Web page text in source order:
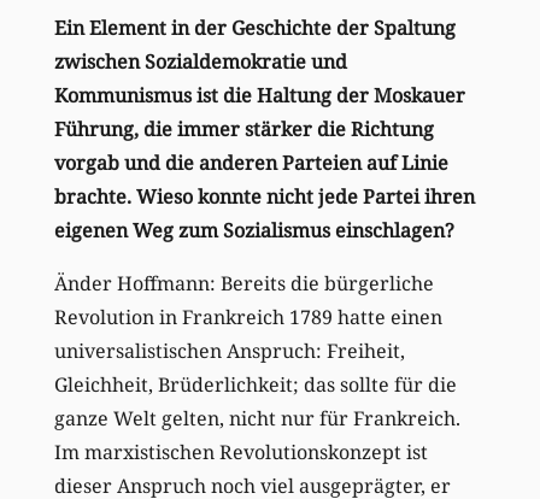
Ein Element in der Geschichte der Spaltung
zwischen Sozialdemokratie und
Kommunismus ist die Haltung der Moskauer
Führung, die immer stärker die Richtung
vorgab und die anderen Parteien auf Linie
brachte. Wieso konnte nicht jede Partei ihren
eigenen Weg zum Sozialismus einschlagen?
Änder Hoffmann: Bereits die bürgerliche
Revolution in Frankreich 1789 hatte einen
universalistischen Anspruch: Freiheit,
Gleichheit, Brüderlichkeit; das sollte für die
ganze Welt gelten, nicht nur für Frankreich.
Im marxistischen Revolutionskonzept ist
dieser Anspruch noch viel ausgeprägter, er